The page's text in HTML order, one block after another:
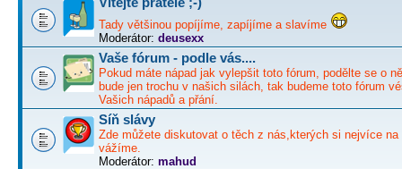
Tady většinou popíjíme, zapíjíme a slavíme
Moderátor: deusexx
Vaše fórum - podle vás....
Pokud máte nápad jak vylepšit toto fórum, podělte se o
bude jen trochu v našich silách, tak budeme toto fórum
Vašich nápadů a přání.
Síň slávy
Zde můžete diskutovat o těch z nás,kterých si nejvíce na
vážíme.
Moderátor: mahud